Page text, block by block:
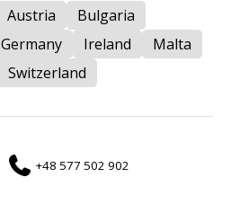
Austria
Bulgaria
Germany Ireland
Malta
Switzerland
+48 577 502 902